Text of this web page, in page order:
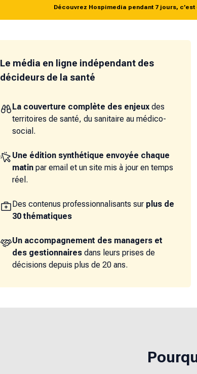
Découvrez Hospimedia pendant 7 jours,
Le média en ligne indépendant des
décideurs de la santé
La couverture complète des enjeuxdes
territoires de santé, du sanitaire au médico-
social.
Une édition synthétique envoyée chaque
matin par email et un site mis à jour en temps
réel.
Des contenus professionnalisants sur plus de
30 thématiques
Un accompagnement des managers et
des gestionnaires dans leurs prises de
décisions depuis plus de 20 ans.